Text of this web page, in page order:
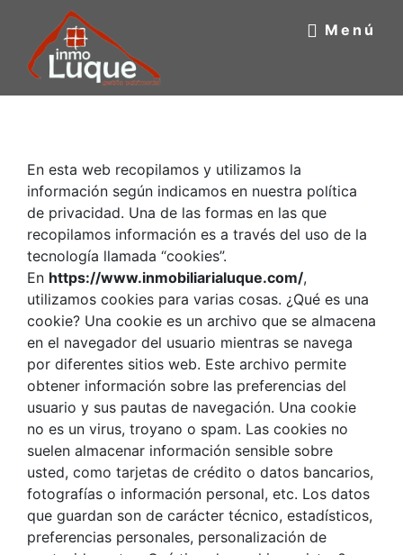
contenido
principal
INMOBILIARIA
Inmobiliaria
Menú
En esta web recopilamos y utilizamos la
información según indicamos en nuestra política
de privacidad. Una de las formas en las que
recopilamos información es a través del uso de la
tecnología llamada “cookies”.
En https://www.inmobiliarialuque.com/,
utilizamos cookies para varias cosas. ¿Qué es una
cookie? Una cookie es un archivo que se almacena
en el navegador del usuario mientras se navega
por diferentes sitios web. Este archivo permite
obtener información sobre las preferencias del
usuario y sus pautas de navegación. Una cookie
no es un virus, troyano o spam. Las cookies no
suelen almacenar información sensible sobre
usted, como tarjetas de crédito o datos bancarios,
fotografías o información personal, etc. Los datos
que guardan son de carácter técnico, estadísticos,
preferencias personales, personalización de